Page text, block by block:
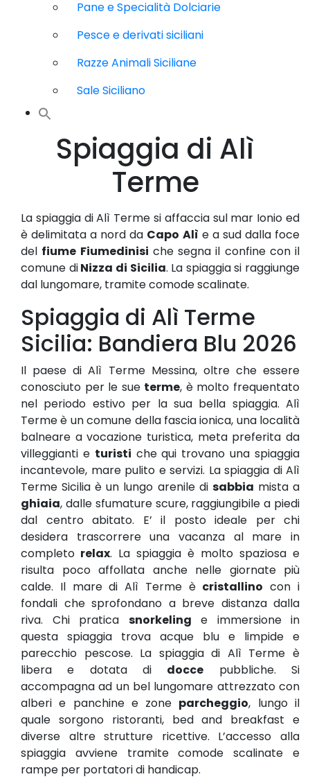
Pane e Specialità Dolciarie
Pesce e derivati siciliani
Razze Animali Siciliane
Sale Siciliano
Spiaggia di Alì
Terme
La spiaggia di Alì Terme si affaccia sul mar Ionio ed
è delimitata a nord da Capo Alì e a sud dalla foce
del fiume Fiumedinisi che segna il confine con il
comune diNizza di Sicilia. La spiaggia si raggiunge
dal lungomare, tramite comode scalinate.
Spiaggia di Alì Terme
Sicilia: Bandiera Blu 2026
Il paese di Alì Terme Messina, oltre che essere
conosciuto per le sue terme, è molto frequentato
nel periodo estivo per la sua bella spiaggia. Alì
Terme è un comune della fascia ionica, una località
balneare a vocazione turistica, meta preferita da
villeggianti e turisti che qui trovano una spiaggia
incantevole, mare pulito e servizi. La spiaggia di Alì
Terme Sicilia è un lungo arenile di sabbia mista a
ghiaia, dalle sfumature scure, raggiungibile a piedi
dal centro abitato. E’ il posto ideale per chi
desidera trascorrere una vacanza al mare in
completo relax. La spiaggia è molto spaziosa e
risulta poco affollata anche nelle giornate più
calde. Il mare di Alì Terme è cristallino con i
fondali che sprofondano a breve distanza dalla
riva. Chi pratica snorkeling e immersione in
questa spiaggia trova acque blu e limpide e
parecchio pescose. La spiaggia di Alì Terme è
libera e dotata di docce pubbliche. Si
accompagna ad un bel lungomare attrezzato con
alberi e panchine e zone parcheggio, lungo il
quale sorgono ristoranti, bed and breakfast e
diverse altre strutture ricettive. L’accesso alla
spiaggia avviene tramite comode scalinate e
rampe per portatori di handicap.